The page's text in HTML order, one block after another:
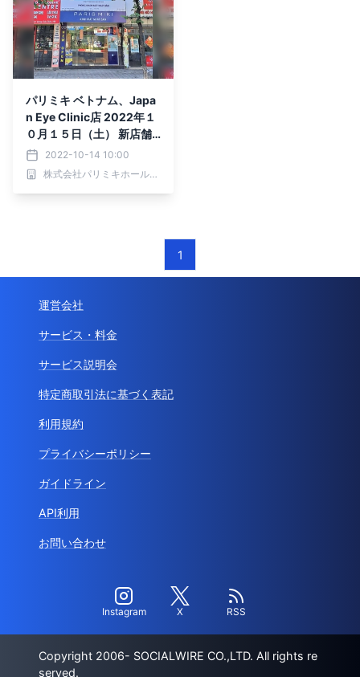
パリミキ ベトナム、Japa
n Eye Clinic店 2022年１
０月１５日（土） 新店舗
オープンのお知らせ
2022-10-14 10:00
株式会社パリミキホールディングス
1
運営会社
サービス・料金
サービス説明会
特定商取引法に基づく表記
利用規約
プライバシーポリシー
ガイドライン
API利用
お問い合わせ
Instagram X RSS
Copyright 2006- SOCIALWIRE CO.,LTD. All rights re
served.